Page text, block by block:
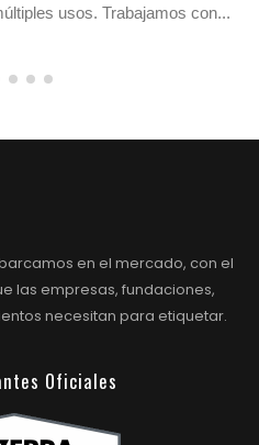
ribbons....
en el mercado, con el
las empresas, fundaciones,
necesitan para etiquetar.
Oficiales